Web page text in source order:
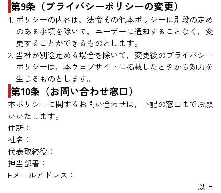
第9条（プライバシーポリシーの変更）
ポリシーの内容は，法令その他本ポリシーに別段の定め
のある事項を除いて，ユーザーに通知することなく，変
更することができるものとします。
当社が別途定める場合を除いて，変更後のプライバシー
ポリシーは，本ウェブサイトに掲載したときから効力を
生じるものとします。
第10条（お問い合わせ窓口）
本ポリシーに関するお問い合わせは，下記の窓口までお願
いいたします。
住所：
社名：
代表取締役：
担当部署：
Eメールアドレス：
以上